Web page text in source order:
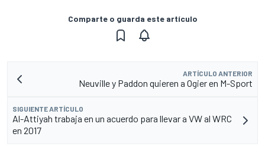
Comparte o guarda este artículo
ARTÍCULO ANTERIOR
Neuville y Paddon quieren a Ogier en M-Sport
SIGUIENTE ARTÍCULO
Al-Attiyah trabaja en un acuerdo para llevar a VW al WRC
en 2017